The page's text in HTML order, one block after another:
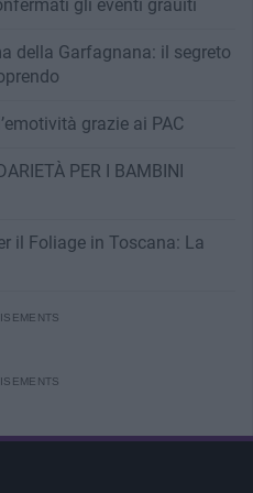
gli eventi grauiti
della Garfagnana: il segreto
grazie ai PAC
PER I BAMBINI
il Foliage in Toscana: La